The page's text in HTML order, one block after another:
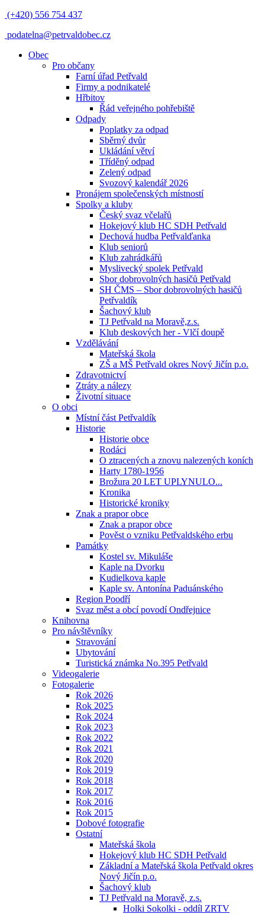
(+420) 556 754 437
podatelna@petrvaldobec.cz
Obec
Pro občany
Farní úřad Petřvald
Firmy a podnikatelé
Hřbitov
Řád veřejného pohřebiště
Odpady
Poplatky za odpad
Sběrný dvůr
Ukládání větví
Tříděný odpad
Zelený odpad
Svozový kalendář 2026
Pronájem společenských místností
Spolky a kluby
Český svaz včelařů
Hokejový klub HC SDH Petřvald
Dechová hudba Petřvalďanka
Klub seniorů
Klub zahrádkářů
Myslivecký spolek Petřvald
Sbor dobrovolných hasičů Petřvald
SH ČMS – Sbor dobrovolných hasičů
Petřvaldík
Šachový klub
TJ Petřvald na Moravě,z.s.
Klub deskových her - Vlčí doupě
Vzdělávání
Mateřská škola
ZŠ a MŠ Petřvald okres Nový Jičín p.o.
Zdravotnictví
Ztráty a nálezy
Životní situace
O obci
Místní část Petřvaldík
Historie
Historie obce
Rodáci
O ztracených a znovu nalezených koních
Harty 1780-1956
Brožura 20 LET UPLYNULO...
Kronika
Historické kroniky
Znak a prapor obce
Znak a prapor obce
Pověst o vzniku Petřvaldského erbu
Památky
Kostel sv. Mikuláše
Kaple na Dvorku
Kudielkova kaple
Kaple sv. Antonína Paduánského
Region Poodří
Svaz měst a obcí povodí Ondřejnice
Knihovna
Pro návštěvníky
Stravování
Ubytování
Turistická známka No.395 Petřvald
Videogalerie
Fotogalerie
Rok 2026
Rok 2025
Rok 2024
Rok 2023
Rok 2022
Rok 2021
Rok 2020
Rok 2019
Rok 2018
Rok 2017
Rok 2016
Rok 2015
Dobové fotografie
Ostatní
Mateřská škola
Hokejový klub HC SDH Petřvald
Základní a Mateřská škola Petřvald okres
Nový Jičín p.o.
Šachový klub
TJ Petřvald na Moravě, z.s.
Holki Sokolki - oddíl ZRTV